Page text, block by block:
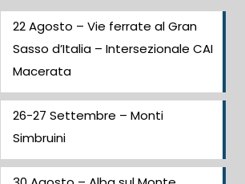
22 Agosto – Vie ferrate al Gran
Sasso d’Italia – Intersezionale CAI
Macerata
26-27 Settembre – Monti
Simbruini